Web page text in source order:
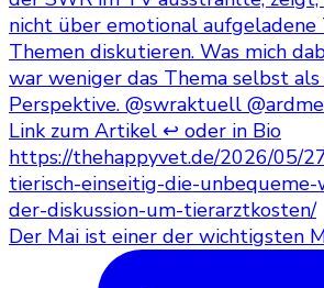
Der Mai ist einer der wichtigsten